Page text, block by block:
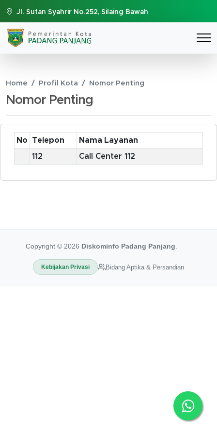
Jl. Sutan Syahrir No.252, Silaing Bawah
Home Profil Kota Nomor Penting
Nomor Penting
No Telepon Nama Layanan
112 Call Center 112
Copyright © 2026 Diskominfo Padang Panjang
Kebijakan Privasi Bidang Aptika & Persandian